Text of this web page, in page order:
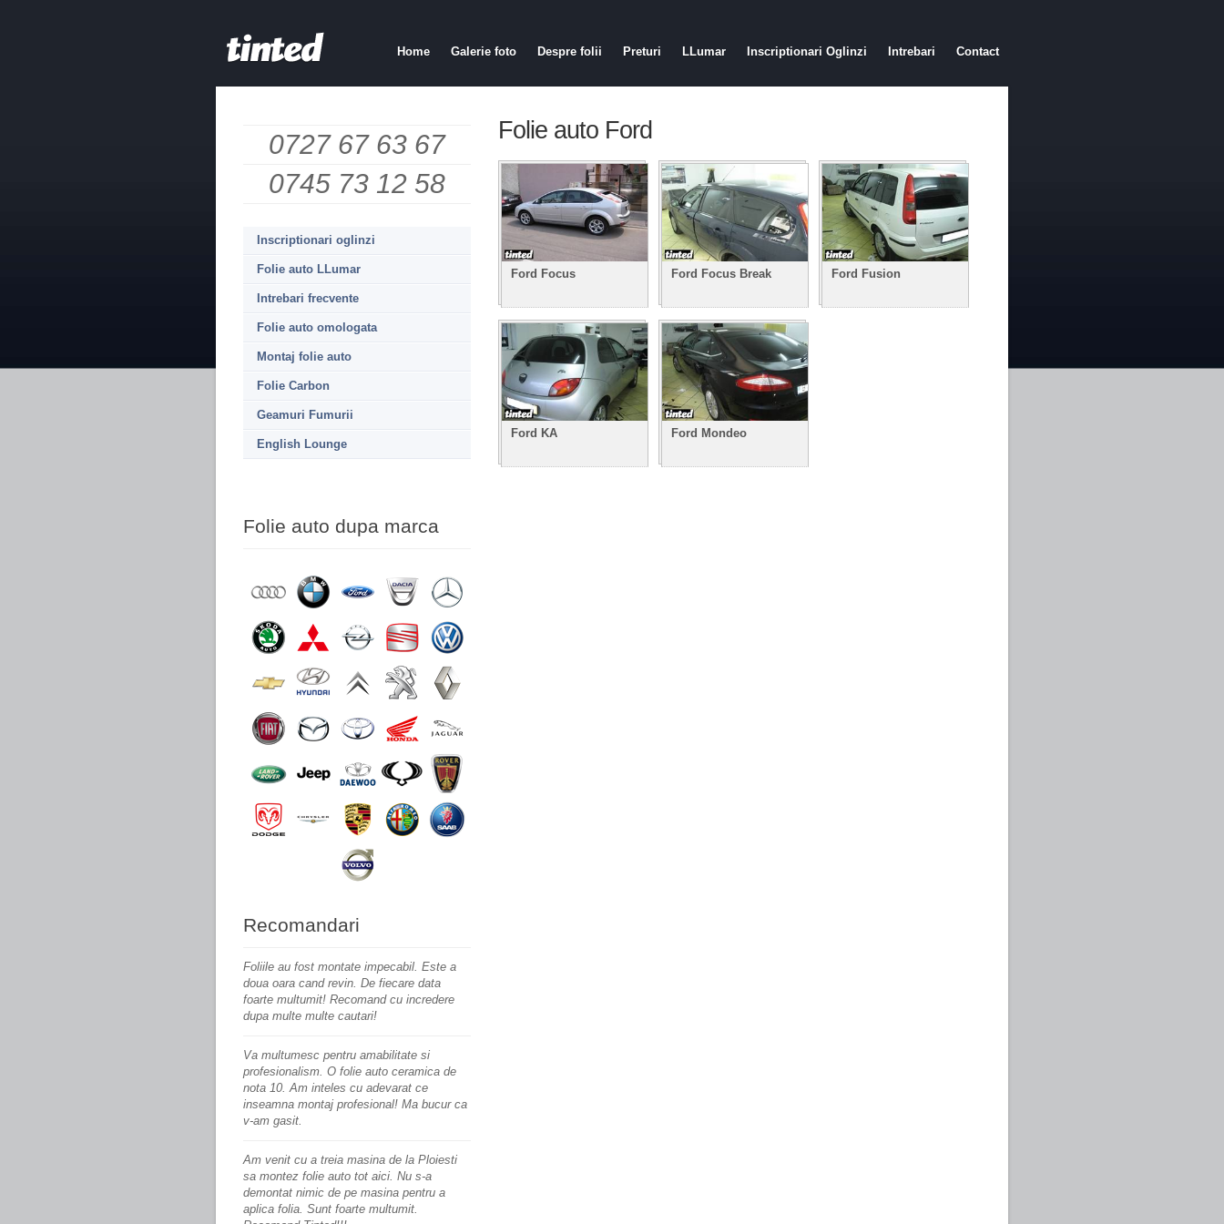
Home Galerie foto Despre folii Preturi LLumar Inscriptionari Oglinzi Intrebari Contact
Folie auto Ford
Ford Focus Ford Focus Break Ford Fusion
Ford KA Ford Mondeo
0727 67 63 67
0745 73 12 58
Inscriptionari oglinzi
Folie auto LLumar
Intrebari frecvente
Folie auto omologata
Montaj folie auto
Folie Carbon
Geamuri Fumurii
English Lounge
Folie auto dupa marca
Recomandari
Foliile au fost montate impecabil. Este a
doua oara cand revin. De fiecare data
foarte multumit! Recomand cu incredere
dupa multe multe cautari!
Va multumesc pentru amabilitate si
profesionalism. O folie auto ceramica de
nota 10. Am inteles cu adevarat ce
inseamna montaj profesional! Ma bucur ca
v-am gasit.
Am venit cu a treia masina de la Ploiesti
sa montez folie auto tot aici. Nu s-a
demontat nimic de pe masina pentru a
aplica folia. Sunt foarte multumit.